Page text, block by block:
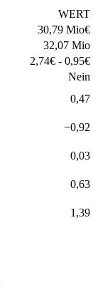
WERT
30,79 Mio€
32,07 Mio
2,74€ - 0,95€
Nein
0,47
−0,92
0,03
0,63
1,39